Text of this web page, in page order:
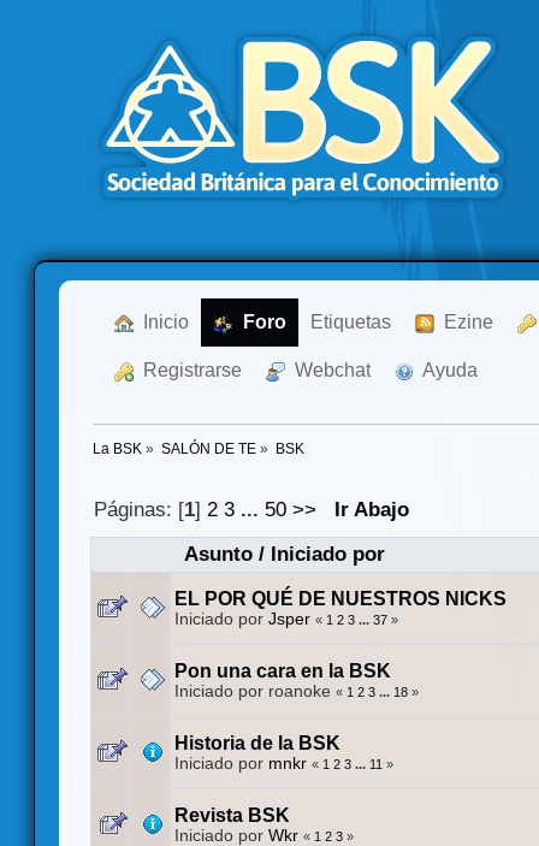
Inicio Foro Etiquetas Ezine
Registrarse Webchat Ayuda
La BSK » SALÓN DE TE » BSK
Páginas: [1]2 3 ... 50 >>
Ir Abajo
Asunto/ Iniciado por
EL POR QUÉ DE NUESTROS NICKS
Iniciado por Jsper « 1 2 3 ... 37 »
Pon una cara en la BSK
Iniciado por roanoke « 1 2 3 ... 18 »
Historia de la BSK
Iniciado por mnkr « 1 2 3 ... 11 »
Revista BSK
Iniciado por Wkr « 1 2 3 »